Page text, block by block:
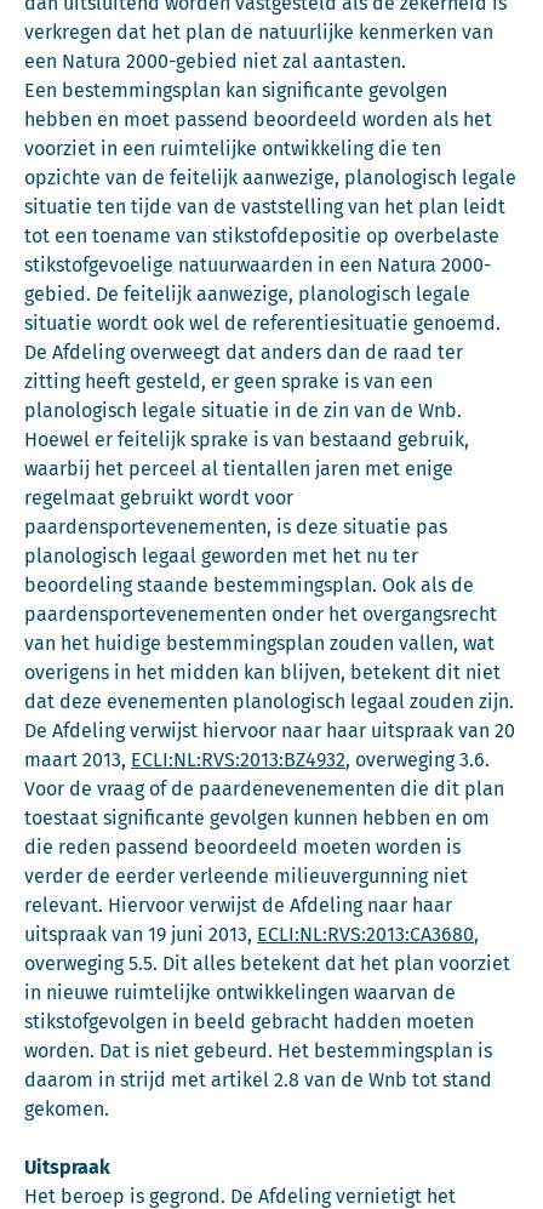
verkregen dat het plan de natuurlijke kenmerken van
een Natura 2000-gebied niet zal aantasten.
Een bestemmingsplan kan significante gevolgen
hebben en moet passend beoordeeld worden als het
voorziet in een ruimtelijke ontwikkeling die ten
opzichte van de feitelijk aanwezige, planologisch legale
situatie ten tijde van de vaststelling van het plan leidt
tot een toename van stikstofdepositie op overbelaste
stikstofgevoelige natuurwaarden in een Natura 2000-
gebied. De feitelijk aanwezige, planologisch legale
situatie wordt ook wel de referentiesituatie genoemd.
De Afdeling overweegt dat anders dan de raad ter
zitting heeft gesteld, er geen sprake is van een
planologisch legale situatie in de zin van de Wnb.
Hoewel er feitelijk sprake is van bestaand gebruik,
waarbij het perceel al tientallen jaren met enige
regelmaat gebruikt wordt voor
paardensportevenementen, is deze situatie pas
planologisch legaal geworden met het nu ter
beoordeling staande bestemmingsplan. Ook als de
paardensportevenementen onder het overgangsrecht
van het huidige bestemmingsplan zouden vallen, wat
overigens in het midden kan blijven, betekent dit niet
dat deze evenementen planologisch legaal zouden zijn.
De Afdeling verwijst hiervoor naar haar uitspraak van 20
maart 2013, ECLI:NL:RVS:2013:BZ4932, overweging 3.6.
Voor de vraag of de paardenevenementen die dit plan
toestaat significante gevolgen kunnen hebben en om
die reden passend beoordeeld moeten worden is
verder de eerder verleende milieuvergunning niet
relevant. Hiervoor verwijst de Afdeling naar haar
uitspraak van 19 juni 2013, ECLI:NL:RVS:2013:CA3680,
overweging 5.5. Dit alles betekent dat het plan voorziet
in nieuwe ruimtelijke ontwikkelingen waarvan de
stikstofgevolgen in beeld gebracht hadden moeten
worden. Dat is niet gebeurd. Het bestemmingsplan is
daarom in strijd met artikel 2.8 van de Wnb tot stand
gekomen.
Uitspraak
Het beroep is gegrond. De Afdeling vernietigt het